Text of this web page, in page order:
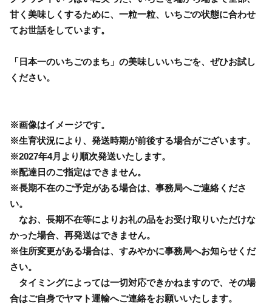
甘く美味しくするために、一粒一粒、いちごの状態に合わせ
てお世話をしています。
「日本一のいちごのまち」の美味しいいちごを、ぜひお試し
ください。
※画像はイメージです。
※生育状況により、発送時期が前後する場合がございます。
※2027年4月より順次発送いたします。
※配達日のご指定はできません。
※長期不在のご予定がある場合は、事務局へご連絡くださ
い。
なお、長期不在等によりお礼の品をお受け取りいただけな
かった場合、再発送はできません。
※住所変更がある場合は、すみやかに事務局へお知らせくだ
さい。
タイミングによっては一切対応できかねますので、その場
合はご自身でヤマト運輸へご連絡をお願いいたします。